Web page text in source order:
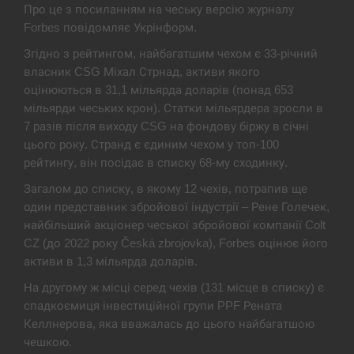
14:53
Экс-послу в США Стефанишиной вручили новое
подозрение и избирают меру…
СЕРПЕНЬ
У Росії розгортається ракетний підрозділ КНДР –
Reuters
СЕРПЕНЬ
14:23
Поставки ракет для ПВО сократились втрое,
хотя у партнеров они…
СЕРПЕНЬ
14:10
У Румунії затоплять чотири баржі для
збільшення потоку води до…
СЕРПЕНЬ
Про це з посиланням на чеську версію журналу
Forbes повідомляє Укрінформ.
Згідно з рейтингом, найбагатшим чехом є 33-річний
власник CSG Міхал Стрнад, активи якого
оцінюються в 31,1 мільярда доларів (понад 653
мільярди чеських крон). Статки мільярдера зросли в
7 разів після виходу CSG на фондову біржу в січні
цього року. Странд є єдиним чехом у топ-100
рейтингу, він посідає в списку 68-му сходинку.
Загалом до списку, в якому 12 чехів, потрапив ще
один представник збройової індустрії – Рене Голечек,
найбільший акціонер чеської збройової компанії Colt
CZ (до 2022 року Česká zbrojovka), Forbes оцінює його
активи в 1,3 мільярда доларів.
На другому ж місці серед чехів (131 місце в списку) є
спадкоємиця інвестиційної групи PPF Рената
Келлнерова, яка вважалась до цього найбагатшою
чешкою.